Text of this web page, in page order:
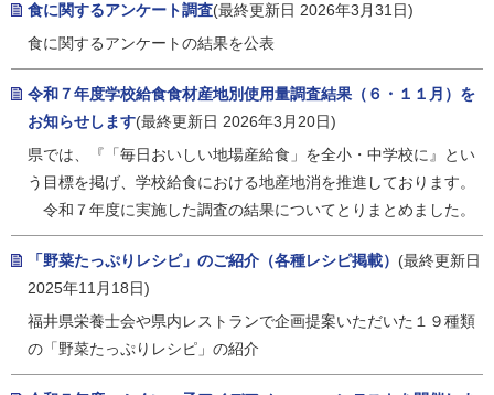
食に関するアンケート調査(最終更新日 2026年3月31日)
食に関するアンケートの結果を公表
令和７年度学校給食食材産地別使用量調査結果（６・１１月）を
お知らせします(最終更新日 2026年3月20日)
県では、『「毎日おいしい地場産給食」を全小・中学校に』とい
う目標を掲げ、学校給食における地産地消を推進しております。
令和７年度に実施した調査の結果についてとりまとめました。
「野菜たっぷりレシピ」のご紹介（各種レシピ掲載） (最終更新日
2025年11月18日)
福井県栄養士会や県内レストランで企画提案いただいた１９種類
の「野菜たっぷりレシピ」の紹介